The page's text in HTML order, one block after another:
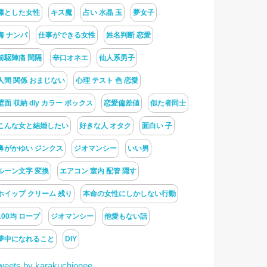
とした女性 キス魔 占い 水晶 玉 夢女子
ナンパ 仕事ができる女性 姓名判断 恋愛
駆陣痛 間隔 辛口オネエ 仙人系男子
間 関係 おまじない 心理 テスト 色 恋愛
面 収納 diy カラー ボックス 恋愛偏差値 似た者同士
んな女と結婚したい 好きな人 オタク 面白い 子
がかゆい ジンクス ジオマンシー いい男
ーン文字 変換 エアコン 室内 配管 隠す
イップ クリーム 残り 本命の女性にしかしない行動
均 ロープ ジオマンシー 他愛もない話
中になれること DIY